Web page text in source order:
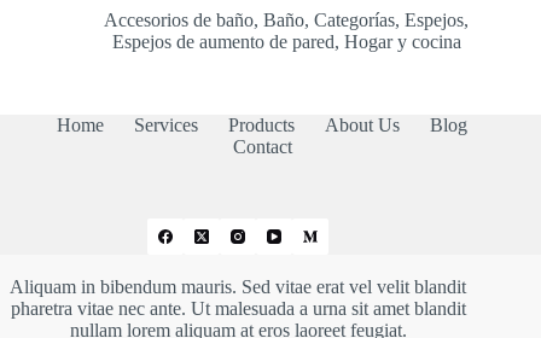
Accesorios de baño,Baño,Categorías,Espejos,
Espejos de aumento de pared, Hogar y cocina
Home Services Products About Us
Blog
Contact
Aliquam in bibendum mauris. Sed vitae erat vel velit blandit
pharetra vitae nec ante. Ut malesuada a urna sit amet blandit
nullam lorem aliquam at eros laoreet feugiat.